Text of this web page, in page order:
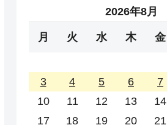
2026年8月
月 火 水 木 金
3
4 5 6 7
10
11 12 13 14
17
18 19 20 21